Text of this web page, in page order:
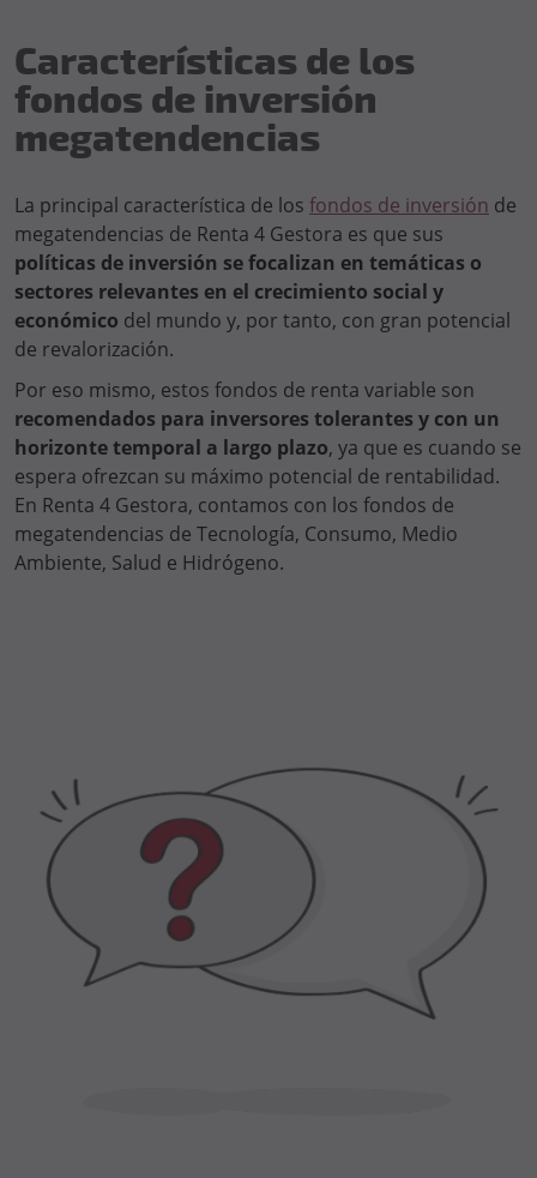
Características de los
fondos de inversión
megatendencias
La principal característica de los fondos de inversión de
megatendencias de Renta 4 Gestora es que sus
políticas de inversión se focalizan en temáticas o
sectores relevantes en el crecimiento social y
económico del mundo y, por tanto, con gran potencial
de revalorización.
Por eso mismo, estos fondos de renta variable son
recomendados para inversores tolerantes y con un
horizonte temporal a largo plazo, ya que es cuando se
espera ofrezcan su máximo potencial de rentabilidad.
En Renta 4 Gestora, contamos con los fondos de
megatendencias de Tecnología, Consumo, Medio
Ambiente, Salud e Hidrógeno.